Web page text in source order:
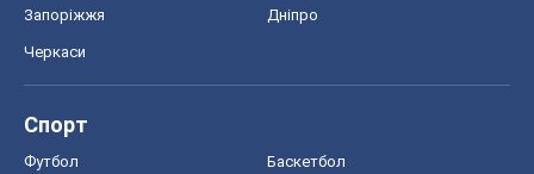
Запоріжжя Дніпро
Черкаси
Спорт
Футбол Баскетбол